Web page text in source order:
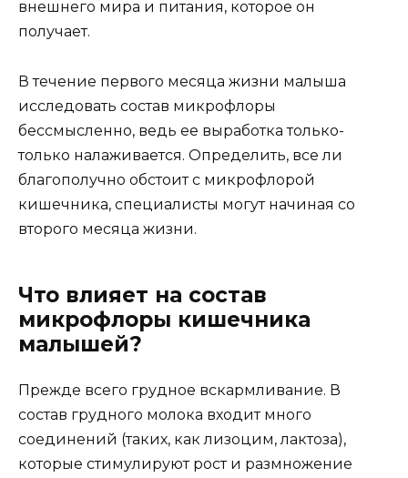
внешнего мира и питания, которое он
получает.
В течение первого месяца жизни малыша
исследовать состав микрофлоры
бессмысленно, ведь ее выработка только-
только налаживается. Определить, все ли
благополучно обстоит с микрофлорой
кишечника, специалисты могут начиная со
второго месяца жизни.
Что влияет на состав
микрофлоры кишечника
малышей?
Прежде всего грудное вскармливание. В
состав грудного молока входит много
соединений (таких, как лизоцим, лактоза),
которые стимулируют рост и размножение